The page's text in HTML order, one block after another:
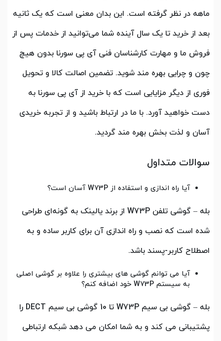
ماهه در نظر گرفته است. این بدان معنی است که یک ثانیه
بعد از خرید تا یک سال آینده شما می‌توانید از خدمات پس از
فروش ما و مهارت کارشناسان فنی آی پی سورنا بدون هیچ
چون و چرایی بهره مند شوید. تضمین اصالت کالا و تحویل
فوری از دیگر مزایایی است که با خرید از آی پی سورنا به
دست خواهید آورد. با ما در ارتباط باشید و از تجربه خریدی
آسان و لذت بخش بهره مند گردید.
سوالات متداول
آیا راه اندازی و استفاده از W73P آسان است؟
بله – گوشی تلفن W73P از برند یالینک به گونه‌ای طراحی
شده است که نصب و راه اندازی آن برای کاربر ساده و به
اصطلاح کاربر-پسند باشد.
آیا می توانم گوشی های بیشتری را علاوه بر گوشی اصلی
به سیستم W73P خود اضافه کنم؟
بله – گوشی بی سیم W73P تا 10 گوشی بی سیم DECT را
پشتیبانی می کند و به شما امکان می دهد شبکه ارتباطی